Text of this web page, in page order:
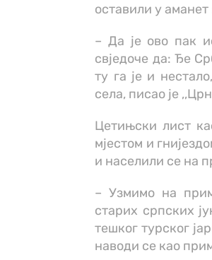
оставили у
– Да је ово пак
свједоче да: Ђе
ту га је и
села, писао је
Цетињски лист
мјестом и
и населили се на
– Узмимо на
старих српских
тешког турског
наводи се као